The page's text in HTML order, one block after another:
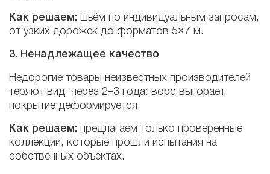
Как решаем: шьём по индивидуальным запросам,
от узких дорожек до форматов 5×7 м.
3. Ненадлежащее качество
Недорогие товары неизвестных производителей
теряют вид через 2–3 года: ворс выгорает,
покрытие деформируется.
Как решаем: предлагаем только проверенные
коллекции, которые прошли испытания на
собственных объектах.